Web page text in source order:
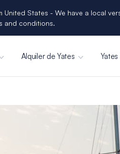
United States - We have a local
and conditions.
Alquiler de Yates Yates